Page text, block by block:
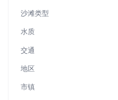
沙滩类型
水质
交通
地区
市镇